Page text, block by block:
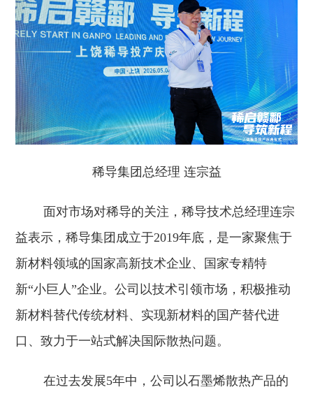
稀导集团总经理 连宗益
面对市场对稀导的关注，稀导技术总经理连宗
益表示，稀导集团成立于2019年底，是一家聚焦于
新材料领域的国家高新技术企业、国家专精特
新“小巨人”企业。公司以技术引领市场，积极推动
新材料替代传统材料、实现新材料的国产替代进
口、致力于一站式解决国际散热问题。
在过去发展5年中，公司以石墨烯散热产品的